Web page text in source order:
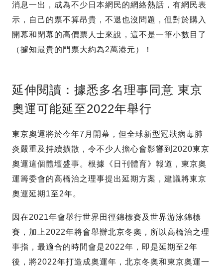
消息一出，成為不少日本網民的網絡熱話，有網民表
示，自己的票不算昂貴，不退也沒問題，但對於購入
開幕和閉幕的高價票人士來說，這不是一筆小數目了
（據知最貴的門票大約為2萬港元）！
延伸閱讀：據悉多名理事同意 東京
奧運可能延至2022年舉行
東京奧運將於今年7月開幕，但全球新型冠狀病毒肺
炎嚴重及持續擴散，令不少人擔心會影響到2020東京
奧運這個體壇盛事。根據《日刊體育》報道，東京奧
運籌委會的高橋治之理事提出延期方案，建議將東京
奧運延期1至2年。
因在2021年會舉行世界田徑錦標賽及世界游泳錦標
賽，加上2022年將會舉辦北京冬奧，所以高橋治之理
事指，最適合的時間會是2022年，即是延期至2年
後，將2022年打造成奧運年，北京冬奧和東京奧運一